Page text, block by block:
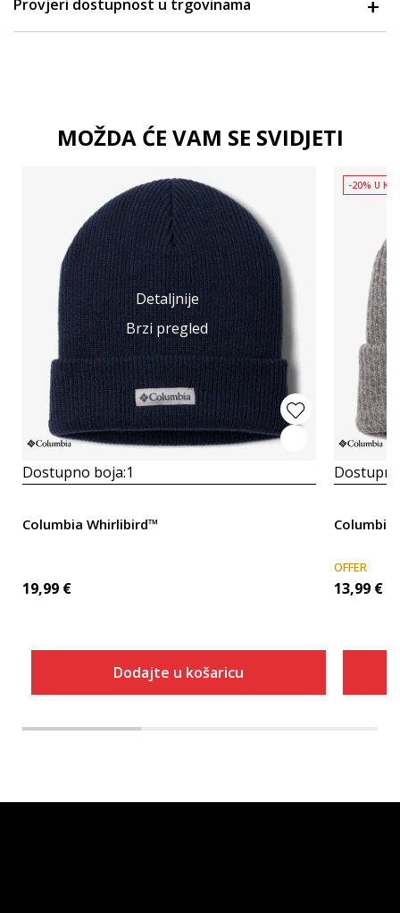
Provjeri dostupnost u trgovinama
MOŽDA ĆE VAM SE SVIDJETI
Detaljnije
Brzi pregled
Dostupno boja:1
Columbia Whirlibird™
19,99 €
Dodajte u košaricu
-20% U
OFFER
13,99 €